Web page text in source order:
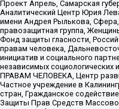
Проект Апрель, Самарская
Аналитический Центр Юрия
имени Андрея Рылькова,
правозащитная группа,
Фонд защиты гласности,
правам человека,
инициатив и социального
независимых
ПРАВАМ ЧЕЛОВЕКА, Центр
Частное учреждение в
стран, Гражданское
Защиты Прав Средств